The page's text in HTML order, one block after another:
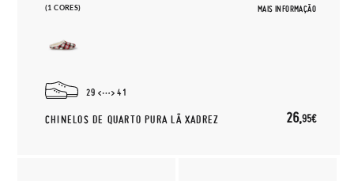
(1 CORES) MAIS INFORMAÇÃO
29 41
CHINELOS DE QUARTO PURA LÃ XADREZ 26,95€